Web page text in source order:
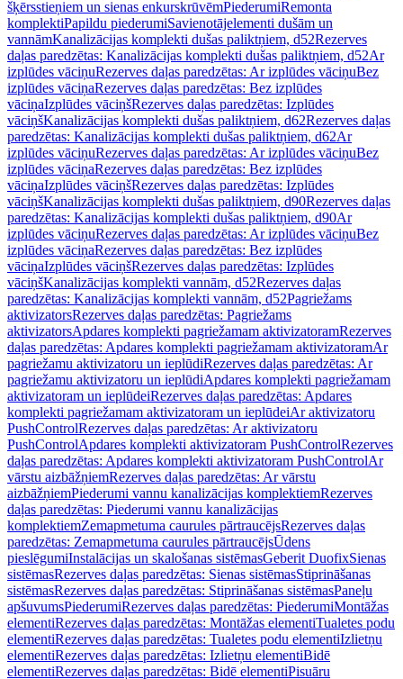
šķērsstieņiem un sienas enkurskrūvēmPiederumiRemonta
komplektiPapildu piederumiSavienotājelementi dušām un
vannāmKanalizācijas komplekti dušas paliktņiem, d52Rezerves
daļas paredzētas: Kanalizācijas komplekti dušas paliktņiem, d52Ar
izplūdes vāciņuRezerves daļas paredzētas: Ar izplūdes vāciņuBez
izplūdes vāciņaRezerves daļas paredzētas: Bez izplūdes
vāciņaIzplūdes vāciņšRezerves daļas paredzētas: Izplūdes
vāciņšKanalizācijas komplekti dušas paliktņiem, d62Rezerves daļas
paredzētas: Kanalizācijas komplekti dušas paliktņiem, d62Ar
izplūdes vāciņuRezerves daļas paredzētas: Ar izplūdes vāciņuBez
izplūdes vāciņaRezerves daļas paredzētas: Bez izplūdes
vāciņaIzplūdes vāciņšRezerves daļas paredzētas: Izplūdes
vāciņšKanalizācijas komplekti dušas paliktņiem, d90Rezerves daļas
paredzētas: Kanalizācijas komplekti dušas paliktņiem, d90Ar
izplūdes vāciņuRezerves daļas paredzētas: Ar izplūdes vāciņuBez
izplūdes vāciņaRezerves daļas paredzētas: Bez izplūdes
vāciņaIzplūdes vāciņšRezerves daļas paredzētas: Izplūdes
vāciņšKanalizācijas komplekti vannām, d52Rezerves daļas
paredzētas: Kanalizācijas komplekti vannām, d52Pagriežams
aktivizatorsRezerves daļas paredzētas: Pagriežams
aktivizatorsApdares komplekti pagriežamam aktivizatoramRezerves
daļas paredzētas: Apdares komplekti pagriežamam aktivizatoramAr
pagriežamu aktivizatoru un ieplūdiRezerves daļas paredzētas: Ar
pagriežamu aktivizatoru un ieplūdiApdares komplekti pagriežamam
aktivizatoram un ieplūdeiRezerves daļas paredzētas: Apdares
komplekti pagriežamam aktivizatoram un ieplūdeiAr aktivizatoru
PushControlRezerves daļas paredzētas: Ar aktivizatoru
PushControlApdares komplekti aktivizatoram PushControlRezerves
daļas paredzētas: Apdares komplekti aktivizatoram PushControlAr
vārstu aizbāžņiemRezerves daļas paredzētas: Ar vārstu
aizbāžņiemPiederumi vannu kanalizācijas komplektiemRezerves
daļas paredzētas: Piederumi vannu kanalizācijas
komplektiemZemapmetuma caurules pārtraucējsRezerves daļas
paredzētas: Zemapmetuma caurules pārtraucējsŪdens
pieslēgumiInstalācijas un skalošanas sistēmasGeberit DuofixSienas
sistēmasRezerves daļas paredzētas: Sienas sistēmasStiprināšanas
sistēmasRezerves daļas paredzētas: Stiprināšanas sistēmasPaneļu
apšuvumsPiederumiRezerves daļas paredzētas: PiederumiMontāžas
elementiRezerves daļas paredzētas: Montāžas elementiTualetes podu
elementiRezerves daļas paredzētas: Tualetes podu elementiIzlietņu
elementiRezerves daļas paredzētas: Izlietņu elementiBidē
elementiRezerves daļas paredzētas: Bidē elementiPisuāru